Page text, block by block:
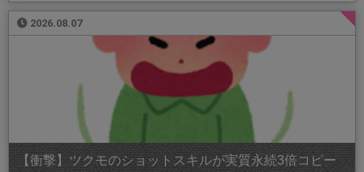
2026.08.07
【衝撃】ツクモのショットスキルが実質永続3倍コピー